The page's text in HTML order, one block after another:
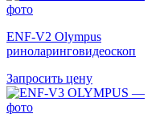
ENF-V2 Olympus
риноларинговидеоскоп
Запросить цену